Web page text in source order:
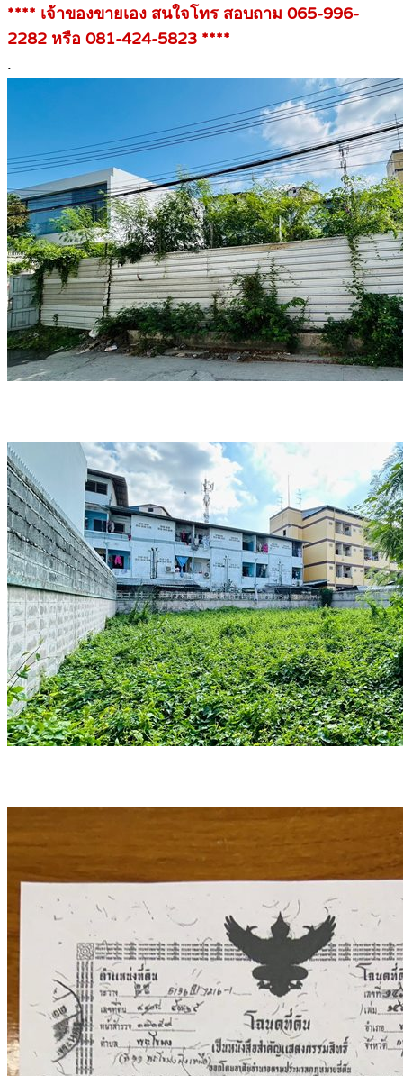
**** เจ้าของขายเอง สนใจโทร สอบถาม 065-996-
2282 หรือ 081-424-5823 ****
.